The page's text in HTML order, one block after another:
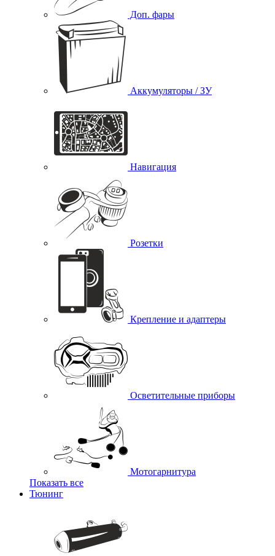
Доп. фары
Аккумуляторы / ЗУ
Навигация
Розетки
Крепление и адаптеры
Осветительные приборы
Мотогарнитура
Показать все
Тюнинг